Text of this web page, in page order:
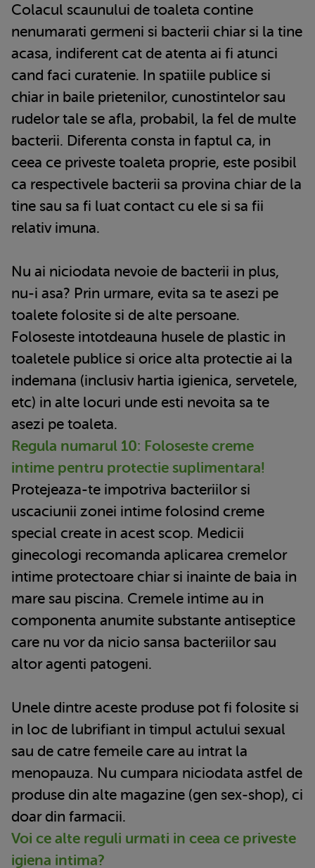
Colacul scaunului de toaleta contine
nenumarati germeni si bacterii chiar si la tine
acasa, indiferent cat de atenta ai fi atunci
cand faci curatenie. In spatiile publice si
chiar in baile prietenilor, cunostintelor sau
rudelor tale se afla, probabil, la fel de multe
bacterii. Diferenta consta in faptul ca, in
ceea ce priveste toaleta proprie, este posibil
ca respectivele bacterii sa provina chiar de la
tine sau sa fi luat contact cu ele si sa fii
relativ imuna.
Nu ai niciodata nevoie de bacterii in plus,
nu-i asa? Prin urmare, evita sa te asezi pe
toalete folosite si de alte persoane.
Foloseste intotdeauna husele de plastic in
toaletele publice si orice alta protectie ai la
indemana (inclusiv hartia igienica, servetele,
etc) in alte locuri unde esti nevoita sa te
asezi pe toaleta.
Regula numarul 10: Foloseste creme
intime pentru protectie suplimentara!
Protejeaza-te impotriva bacteriilor si
uscaciunii zonei intime folosind creme
special create in acest scop. Medicii
ginecologi recomanda aplicarea cremelor
intime protectoare chiar si inainte de baia in
mare sau piscina. Cremele intime au in
componenta anumite substante antiseptice
care nu vor da nicio sansa bacteriilor sau
altor agenti patogeni.
Unele dintre aceste produse pot fi folosite si
in loc de lubrifiant in timpul actului sexual
sau de catre femeile care au intrat la
menopauza. Nu cumpara niciodata astfel de
produse din alte magazine (gen sex-shop), ci
doar din farmacii.
Voi ce alte reguli urmati in ceea ce priveste
igiena intima?